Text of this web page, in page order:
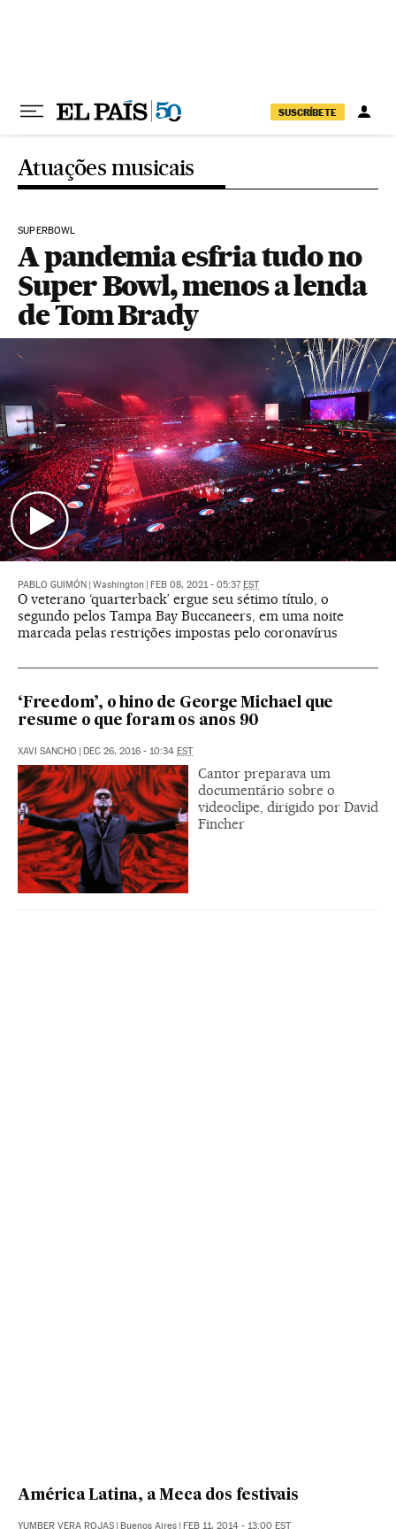
SUSCRÍBETE
Atuações musicais
SUPERBOWL
A pandemia esfria tudo no
Super Bowl, menos a lenda
de Tom Brady
PABLO GUIMÓN Washington FEB 08, 2021 - 05:37 EST
O veterano ‘quarterback’ ergue seu sétimo título, o
segundo pelos Tampa Bay Buccaneers, em uma noite
marcada pelas restrições impostas pelo coronavírus
‘Freedom’, o hino de George Michael que
resume o que foram os anos 90
XAVI SANCHO DEC 26, 2016 - 10:34 EST
Cantor preparava um
documentário sobre o
videoclipe, dirigido por David
Fincher
América Latina, a Meca dos festivais
YUMBER VERA ROJAS Buenos Aires FEB 11, 2014 - 13:00 EST